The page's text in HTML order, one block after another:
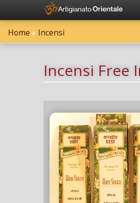
Incensi Free
Home » Incensi